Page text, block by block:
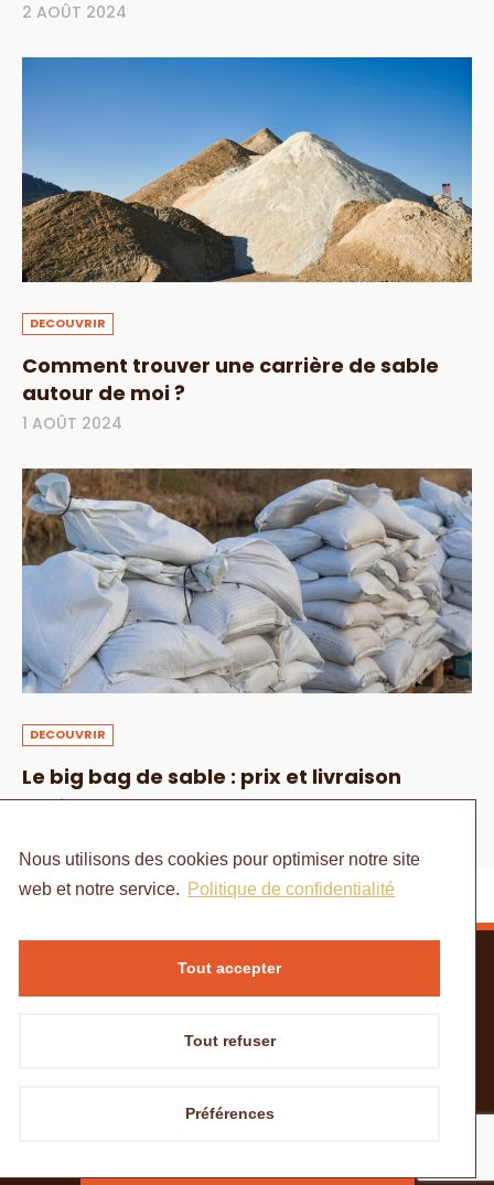
2 AOÛT 2024
DECOUVRIR
Comment trouver une carrière de sable
autour de moi ?
1 AOÛT 2024
DECOUVRIR
Le big bag de sable : prix et livraison
1 AOÛT 2024
ACCUEIL
MENTIONS LÉGALES
© Copyright - à portée de mains
Nous utilisons des cookies pour optimiser notre site
web et notre service. Politique de confidentialité
Tout accepter
Tout refuser
Préférences